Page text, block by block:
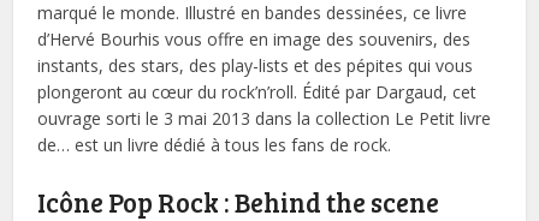
marqué le monde. Illustré en bandes dessinées, ce livre
d’Hervé Bourhis vous offre en image des souvenirs, des
instants, des stars, des play-lists et des pépites qui vous
plongeront au cœur du rock’n’roll. Édité par Dargaud, cet
ouvrage sorti le 3 mai 2013 dans la collection Le Petit livre
de… est un livre dédié à tous les fans de rock.
Icône Pop Rock : Behind the scene